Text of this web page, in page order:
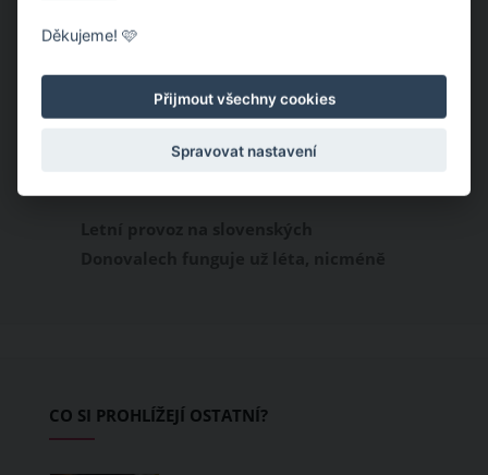
Donovaly – zbrusu nový slovenský
který svými flowtraily zaujme i
začínající jezdce.
CO SI PROHLÍŽEJÍ OSTATNÍ?
Děkujeme! 🩷
Přijmout všechny cookies
Spravovat nastavení